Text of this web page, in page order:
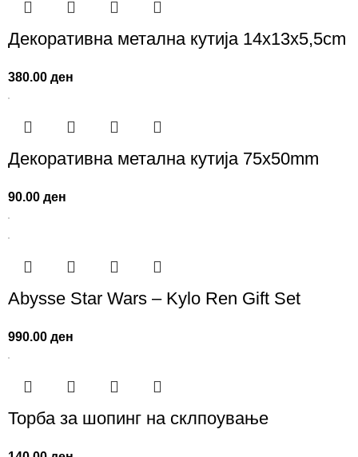
Декоративна метална кутија 14x13x5,5cm
380.00ден
Декоративна метална кутија 75x50mm
90.00ден
Abysse Star Wars – Kylo Ren Gift Set
990.00ден
Торба за шопинг на склпоување